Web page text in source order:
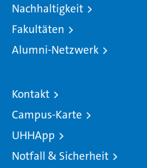
Nachhaltigkeit
Fakultäten
Alumni-Netzwerk
Kontakt
Campus-Karte
UHHApp
Notfall & Sicherheit